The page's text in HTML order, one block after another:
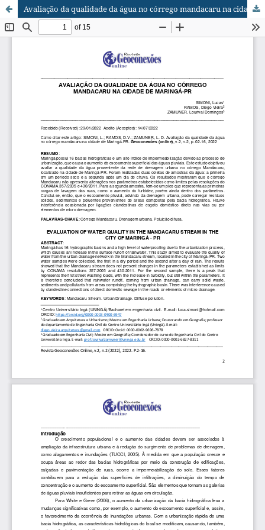
Avaliação da qualidade da água no córrego mandacaru na cidade de Maringá-PR